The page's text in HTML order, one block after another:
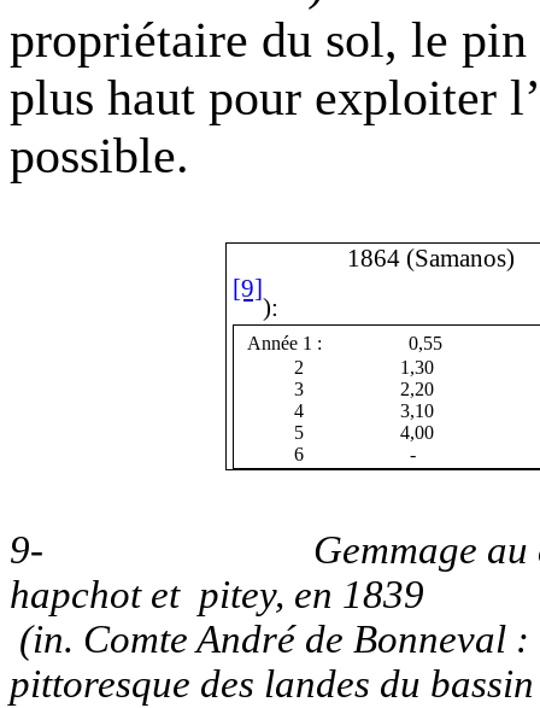
propriétaire du sol, le
plus haut pour exploiter
possible.
1864 (Samanos)
[9]
):
Année 1 :
0,55
2
1,30
3
2,20
4
3,10
5
4,00
6
-
9-
Gemmage
hapchot et pitey, en 1839
(in. Comte André de Bonneval :
pittoresque des landes du